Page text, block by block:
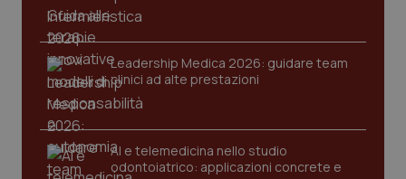
Leadership Medica 2026: guidare team
clinici ad alte prestazioni
AI e telemedicina nello studio
odontoiatrico: applicazioni concrete e